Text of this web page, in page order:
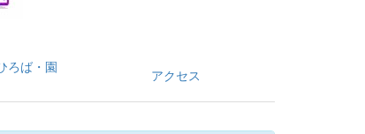
ろば・園
アクセス